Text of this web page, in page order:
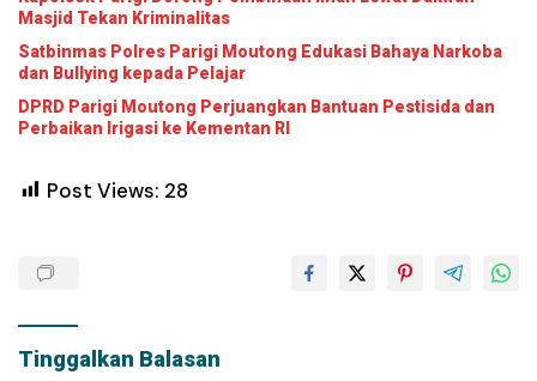
Masjid Tekan Kriminalitas
Satbinmas Polres Parigi Moutong Edukasi Bahaya Narkoba
dan Bullying kepada Pelajar
DPRD Parigi Moutong Perjuangkan Bantuan Pestisida dan
Perbaikan Irigasi ke Kementan RI
Post Views: 28
Tinggalkan Balasan